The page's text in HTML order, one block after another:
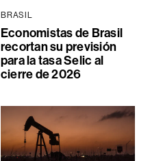
BRASIL
Economistas de Brasil
recortan su previsión
para la tasa Selic al
cierre de 2026